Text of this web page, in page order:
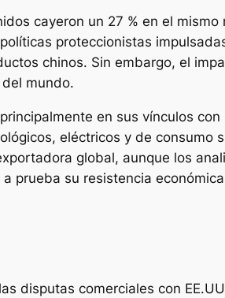
cayeron un 27 % en el
proteccionistas
chinos. Sin embargo, el
mundo.
en sus vínculos
eléctricos y de consumo
global, aunque los
prueba su resistencia
disputas comerciales con